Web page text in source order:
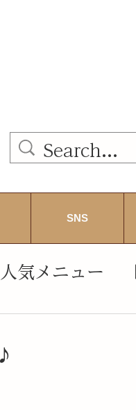
SNS
人気メニュー